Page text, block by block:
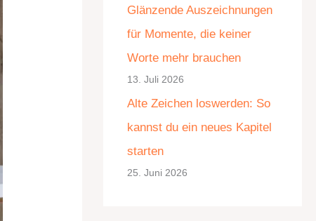
Glänzende Auszeichnungen
für Momente, die keiner
Worte mehr brauchen
13. Juli 2026
Alte Zeichen loswerden: So
kannst du ein neues Kapitel
starten
25. Juni 2026
e
n